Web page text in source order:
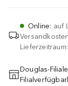
Online: auf
Douglas-Filiale